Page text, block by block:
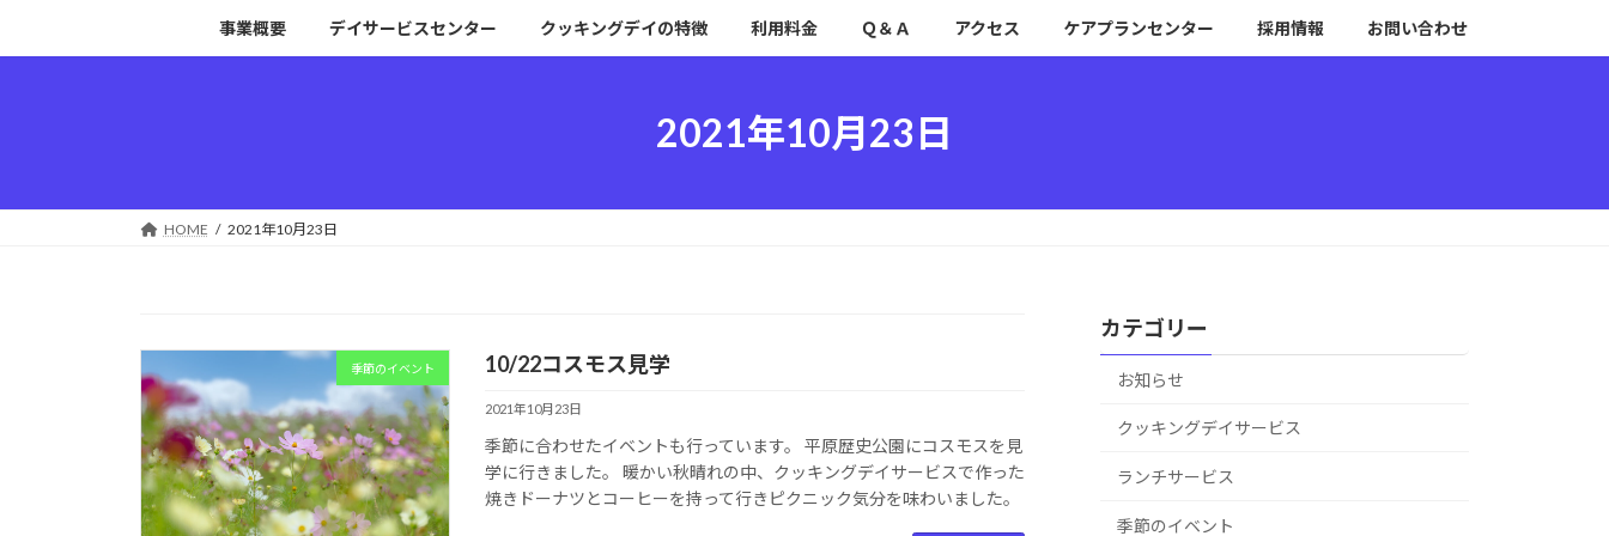
キ
に
事業概要 デイサービスセンター クッキングデイの特徴 利用料金 Ｑ＆Ａ アクセス ケアプランセンター 採用情報 お問い合わせ
2021年10月23日
HOME 2021年10月23日
季節のイベント 10/22コスモス見学
2021年10月23日
季節に合わせたイベントも行っています。 平原歴史公園にコスモスを見
学に行きました。 暖かい秋晴れの中、クッキングデイサービスで作った
焼きドーナツとコーヒーを持って行きピクニック気分を味わいました。
カテゴリー
お知らせ
クッキングデイサービス
ランチサービス
季節のイベント